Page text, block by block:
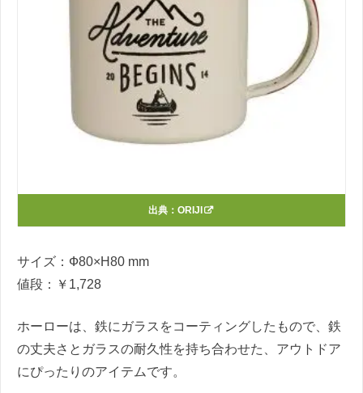
出典： ORIJI
サイズ：Ф80×H80 mm
値段：￥1,728
ホーローは、鉄にガラスをコーティングしたもので、鉄
の丈夫さとガラスの耐久性を持ち合わせた、アウトドア
にぴったりのアイテムです。